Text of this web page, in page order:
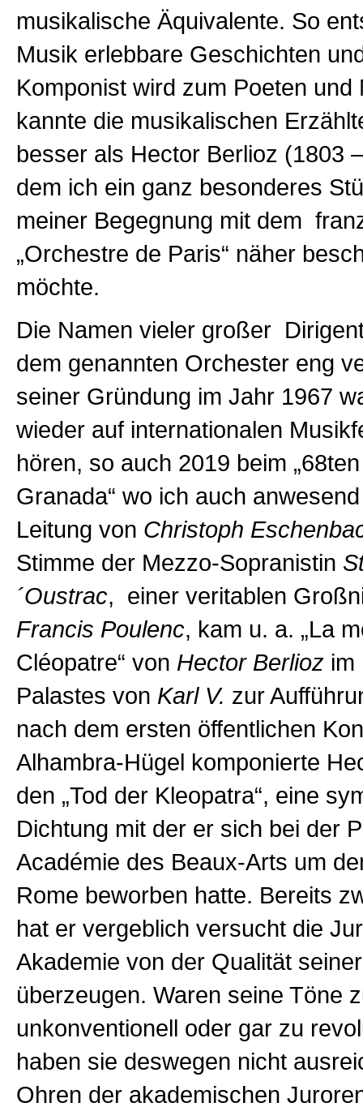
musikalische Äquivalente. So
Musik erlebbare Geschichten
Komponist wird zum Poeten und
kannte die musikalischen
besser als Hector Berlioz (1803
dem ich ein ganz besonderes
meiner Begegnung mit dem
„Orchestre de Paris“ näher
möchte.
Die Namen vieler großer
dem genannten Orchester eng
seiner Gründung im Jahr 1967
wieder auf internationalen
hören, so auch 2019 beim
Granada“ wo ich auch
Leitung von Christoph
Stimme der Mezzo-Sopranistin
´Oustrac, einer veritablen
Francis Poulenc, kam u. a. „La
Cléopatre“ von Hector Berlioz im
Palastes von Karl V. zur
nach dem ersten öffentlichen
Alhambra-Hügel komponierte
den „Tod der Kleopatra“, eine
Dichtung mit der er sich bei der
Académie des Beaux-Arts um
Rome beworben hatte. Bereits
hat er vergeblich versucht die
Akademie von der Qualität
überzeugen. Waren seine Töne
unkonventionell oder gar zu
haben sie deswegen nicht
Ohren der akademischen